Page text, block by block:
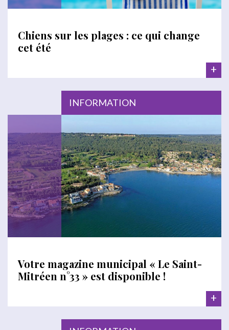
Chiens sur les plages : ce qui change
cet été
+
INFORMATION
Votre magazine municipal « Le Saint-
Mitréen n°33 » est disponible !
+